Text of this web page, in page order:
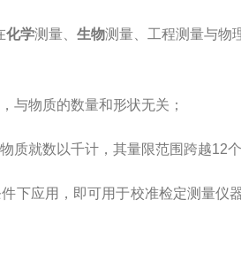
化学测量、 生物测量、工程测量与物
物质的数量和形状无关；
就数以千计，其量限范围跨越12个
应用，即可用于校准检定测量仪